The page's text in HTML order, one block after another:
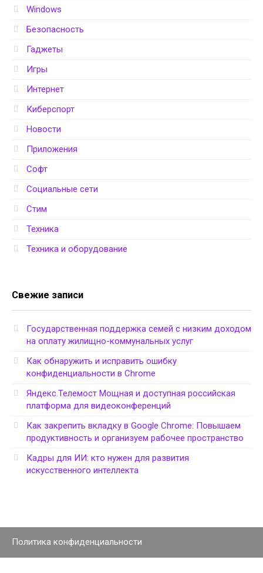
Windows
Безопасность
Гаджеты
Игры
Интернет
Киберспорт
Новости
Приложения
Софт
Социальные сети
Стим
Техника
Техника и оборудование
Свежие записи
Государственная поддержка семей с низким доходом
на оплату жилищно-коммунальных услуг
Как обнаружить и исправить ошибку
конфиденциальности в Chrome
Яндекс.Телемост Мощная и доступная российская
платформа для видеоконференций
Как закрепить вкладку в Google Chrome: Повышаем
продуктивность и организуем рабочее пространство
Кадры для ИИ: кто нужен для развития
искусственного интеллекта
Политика конфиденциальности